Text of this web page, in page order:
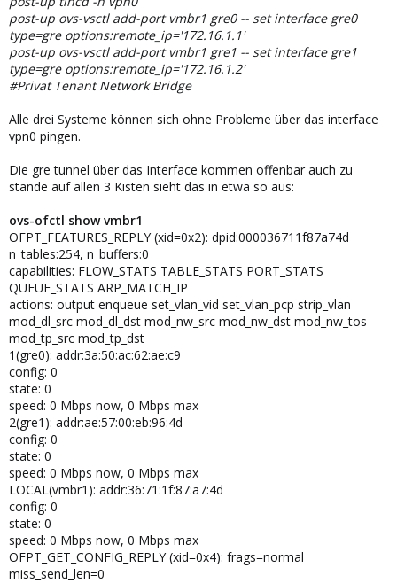
post-up ovs-vsctl add-port vmbr1 gre0 -- set interface gre0
type=gre options:remote_ip='172.16.1.1'
post-up ovs-vsctl add-port vmbr1 gre1 -- set interface gre1
type=gre options:remote_ip='172.16.1.2'
#Privat Tenant Network Bridge
Alle drei Systeme können sich ohne Probleme über das interface
vpn0 pingen.
Die gre tunnel über das Interface kommen offenbar auch zu
stande auf allen 3 Kisten sieht das in etwa so aus:
ovs-ofctl show vmbr1
OFPT_FEATURES_REPLY (xid=0x2): dpid:000036711f87a74d
n_tables:254, n_buffers:0
capabilities: FLOW_STATS TABLE_STATS PORT_STATS
QUEUE_STATS ARP_MATCH_IP
actions: output enqueue set_vlan_vid set_vlan_pcp strip_vlan
mod_dl_src mod_dl_dst mod_nw_src mod_nw_dst mod_nw_tos
mod_tp_src mod_tp_dst
1(gre0): addr:3a:50:ac:62:ae:c9
config: 0
state: 0
speed: 0 Mbps now, 0 Mbps max
2(gre1): addr:ae:57:00:eb:96:4d
config: 0
state: 0
speed: 0 Mbps now, 0 Mbps max
LOCAL(vmbr1): addr:36:71:1f:87:a7:4d
config: 0
state: 0
speed: 0 Mbps now, 0 Mbps max
OFPT_GET_CONFIG_REPLY (xid=0x4): frags=normal
miss_send_len=0